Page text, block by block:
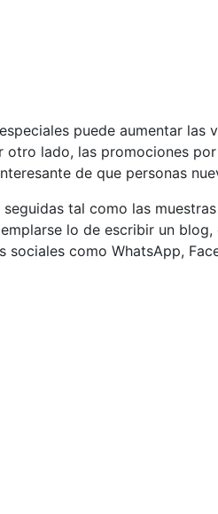
puede aumentar
lado, las promociones
de que personas
tal como las
lo de escribir un
sociales como WhatsApp,